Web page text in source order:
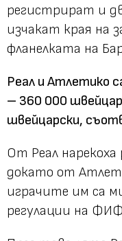
регистрират и
изчакат края на
фланелката на
Реал и Атлетико
– 360 000
швейцарски,
От Реал нарекоха
докато от
играчите им са
регулации на